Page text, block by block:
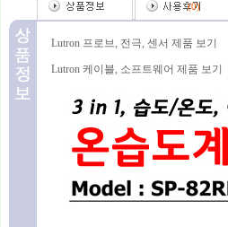
(0)
Lutron 프로브, 전극, 센서 제품 보기
Lutron 케이블, 소프트웨어 제품 보기